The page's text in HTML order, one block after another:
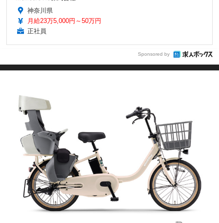
神奈川県
月給23万5,000円～50万円
正社員
Sponsored by